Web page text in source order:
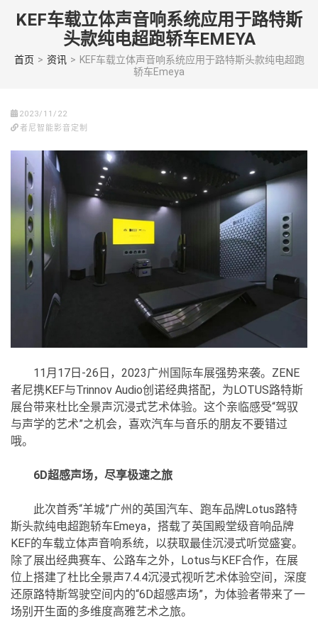
(Press
KEF车载立体声音响系统应用于路特斯
头款纯电超跑轿车EMEYA
首页 > 资讯 > KEF车载立体声音响系统应用于路特斯头款纯电超跑
轿车Emeya
2023/11/22
者尼智能影音定制
11月17日-26日，2023广州国际车展强势来袭。ZENE
者尼携KEF与Trinnov Audio创诺经典搭配，为LOTUS路特斯
展台带来杜比全景声沉浸式艺术体验。这个亲临感受“驾驭
与声学的艺术”之机会，喜欢汽车与音乐的朋友不要错过
哦。
6D超感声场，尽享极速之旅
此次首秀“羊城”广州的英国汽车、跑车品牌Lotus路特
斯头款纯电超跑轿车Emeya，搭载了英国殿堂级音响品牌
KEF的车载立体声音响系统，以获取最佳沉浸式听觉盛宴。
除了展出经典赛车、公路车之外，Lotus与KEF合作，在展
位上搭建了杜比全景声7.4.4沉浸式视听艺术体验空间，深度
还原路特斯驾驶空间内的“6D超感声场”，为体验者带来了一
场别开生面的多维度高雅艺术之旅。